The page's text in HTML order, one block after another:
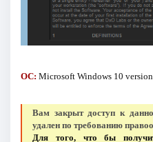
ОС: Microsoft Windows 10
Вам закрыт доступ к
удален по требованию
Для того, что бы